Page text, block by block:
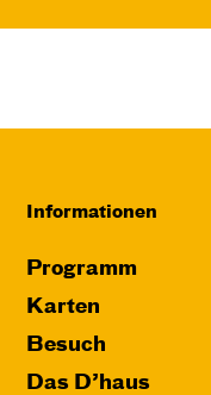
Informationen
Programm
Karten
Besuch
Das D’haus